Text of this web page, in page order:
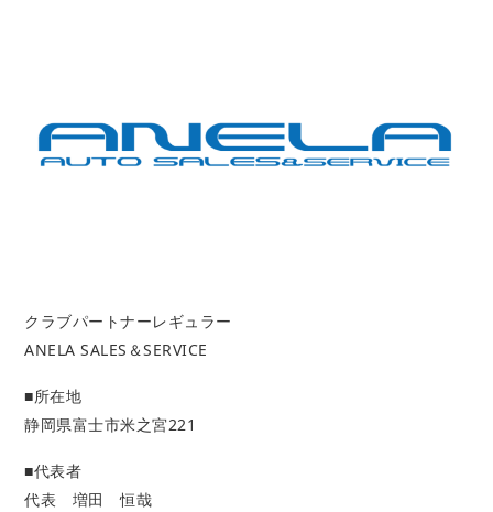
クラブパートナーレギュラー
ANELA SALES＆SERVICE
■所在地
静岡県富士市米之宮221
■代表者
代表 増田 恒哉